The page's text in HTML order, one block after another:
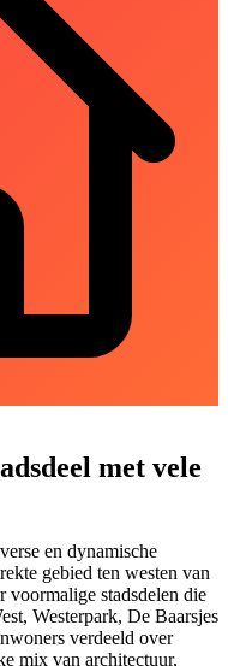
met vele
en dynamische
gebied ten westen van
voormalige stadsdelen die
Westerpark, De Baarsjes
verdeeld over
mix van architectuur,